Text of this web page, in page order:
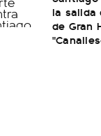
la salida
de Gran